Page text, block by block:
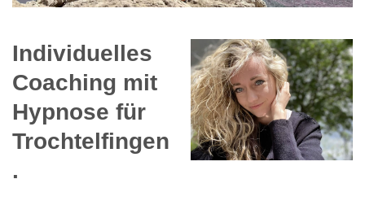
Individuelles
Coaching mit
Hypnose für
Trochtelfingen
.